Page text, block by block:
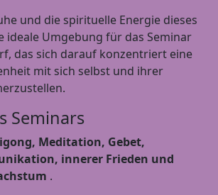
und die spirituelle Energie dieses
ideale Umgebung für das Seminar
das sich darauf konzentriert eine
mit sich selbst und ihrer
Seminars
Meditation, Gebet,
innerer Frieden und
.